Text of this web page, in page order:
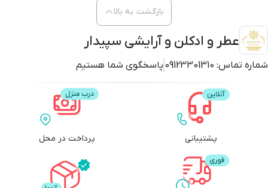
عطر و ادکلن و آرایشی سپیدار
شماره تماس: 09123301310 پاسخگوی شما هستیم
بازگشت به بالا
پشتیبانی پرداخت در محل